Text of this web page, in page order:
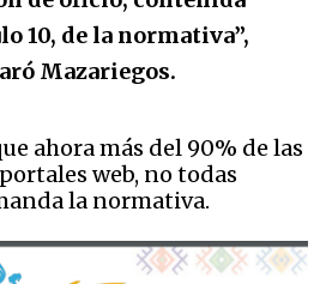
10, de la normativa”,
Mazariegos.
ahora más del 90% de las
web, no todas
la normativa.